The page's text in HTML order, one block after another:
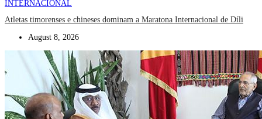
INTERNACIONAL
Atletas timorenses e chineses dominam a Maratona Internacional de Díli
August 8, 2026